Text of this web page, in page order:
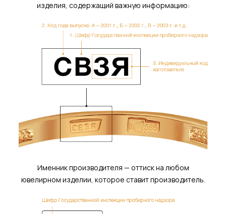
изделия, содержащий важную информацию:
Именник производителя — оттиск на любом
ювелирном изделии, которое ставит производитель.